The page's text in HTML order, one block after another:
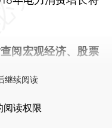
查阅宏观经济、股票
继续阅读
阅读权限